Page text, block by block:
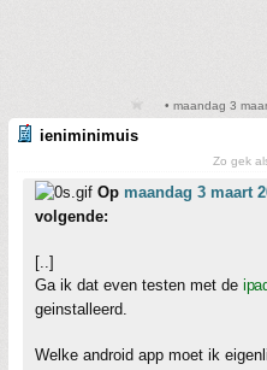
• maandag 3
ieniminimuis
Zo gek
Op maandag 3 maart
volgende:
[..]
Ga ik dat even testen met de
geinstalleerd.
Welke android app moet ik